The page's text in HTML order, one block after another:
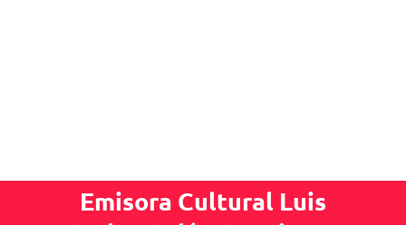
Emisora Cultural Luis